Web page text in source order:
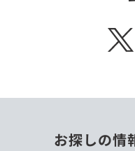
X
お探しの情